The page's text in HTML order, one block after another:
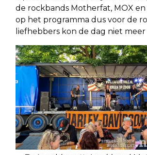
de rockbands Motherfat, MOX
op het programma dus voor de
liefhebbers kon de dag niet meer